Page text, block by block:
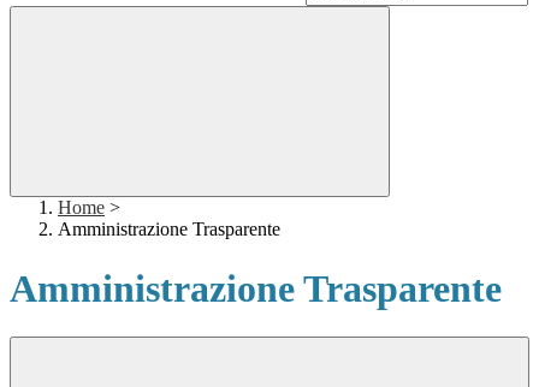
Home >
Amministrazione Trasparente
Amministrazione Trasparente